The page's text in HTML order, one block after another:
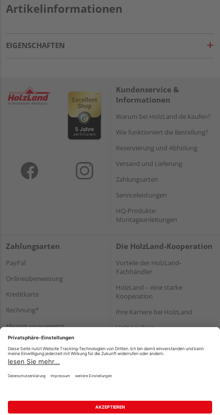
Artikelinformationen
EIGENSCHAFTEN
Kundenservice &
Informationen
Warum bei HolzLand.de kaufen?
Wie funktioniert die Bestellung?
Reservierung und Abholung
Versand und Lieferung
Zahlungsarten
Serviceleistungen
HQ-Produkte:
Montageanleitungen
Zahlungsarten
PayPal
Onlineüberweisung
Kreditkarte
Rechnung*
*Bonität vorausgesetzt
Die HolzLand-Kooperation
Vorteile der HolzLand-
Fachhändler
HolzLand – eine starke
Kooperation
Ihre Karriere bei HolzLand
Holz-Lexikon
Impressum Datenschutz
Nutzungsbedingungen